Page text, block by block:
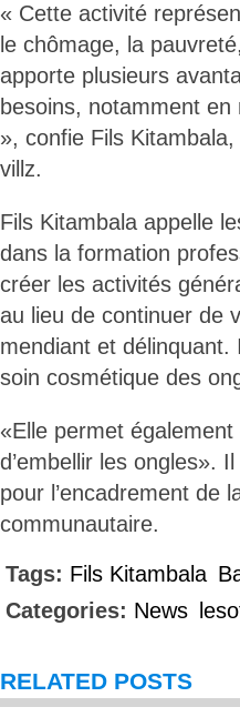
« Cette activité
le chômage, la
apporte plusieurs
besoins, notamment
», confie Fils
villz.
Fils Kitambala appelle
dans la formation
créer les activités
au lieu de continuer de
mendiant et
soin cosmétique des
«Elle permet
d’embellir les ongles».
pour l’encadrement de
communautaire.
Tags: Fils Kitambala
Categories: News
RELATED POSTS